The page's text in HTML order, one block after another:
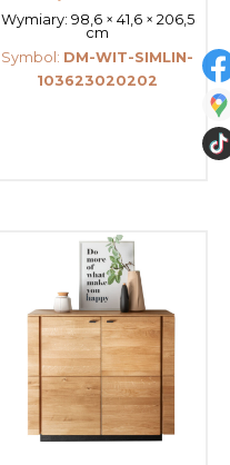
Wymiary: 98,6 × 41,6 × 206,5
cm
Symbol: DM-WIT-SIMLIN-
103623020202